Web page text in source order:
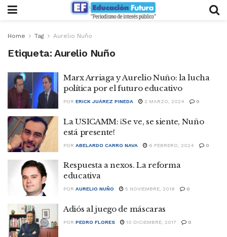
Home Tag Aurelio Nuño
Etiqueta: Aurelio Nuño
Marx Arriaga y Aurelio Nuño: la lucha
política por el futuro educativo
POR ERICK JUÁREZ PINEDA 2 MARZO, 2024 0
La USICAMM: ¡Se ve, se siente, Nuño
está presente!
POR ABELARDO CARRO NAVA 6 FEBRERO, 2024 0
Respuesta a nexos. La reforma
educativa
POR AURELIO NUÑO 5 NOVIEMBRE, 2018 0
Adiós al juego de máscaras
POR PEDRO FLORES 10 DICIEMBRE, 2017 0